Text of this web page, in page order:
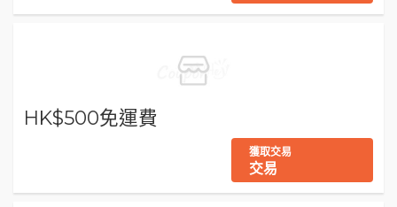
HK$500免運費
獲取交易
交易